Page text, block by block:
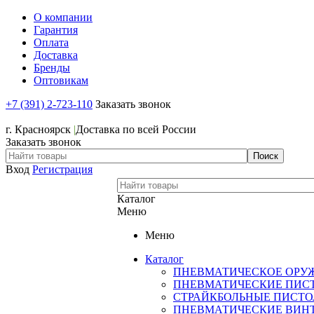
О компании
Гарантия
Оплата
Доставка
Бренды
Оптовикам
+7 (391) 2-723-110 Заказать звонок
г. Красноярск |Доставка по всей России
Заказать звонок
Вход Регистрация
Каталог
Меню
Меню
Каталог
ПНЕВМАТИЧЕСКОЕ
ПНЕВМАТИЧЕСКИЕ
СТРАЙКБОЛЬНЫЕ
ПНЕВМАТИЧЕСКИЕ